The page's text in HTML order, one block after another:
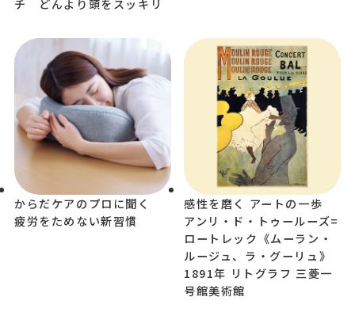
チ どんより頭をスッキリ
からだケアのプロに聞く
疲労をためない新習慣
感性を磨く アートの一歩
アンリ・ド・トゥールーズ=
ロートレック《ムーラン・
ルージュ、ラ・グーリュ》
1891年 リトグラフ 三菱一
号館美術館